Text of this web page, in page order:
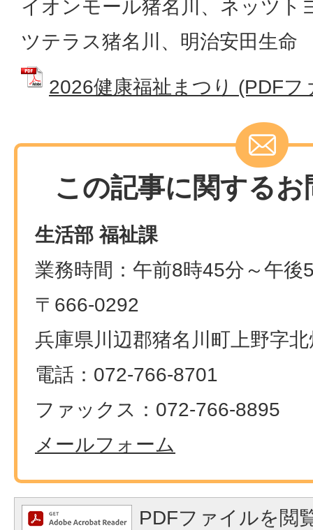
イオンモール猪名川、ネッツト
ツテラス猪名川、明治安田生命
2026健康福祉まつり (PDFフ
この記事に関する
生活部 福祉課
業務時間：午前8時45分～午後
〒666-0292
兵庫県川辺郡猪名川町上野字
電話：072-766-8701
ファックス：072-766-8895
メールフォーム
PDFファイルを閲